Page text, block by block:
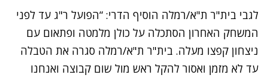
לגבי בית"ר ת"א/רמלה הוסיף הדרי: “הפועל ר"ג עד לפני
המשחק האחרון הסתכלה על כולן מלמטה ופתאום עם
ניצחון קפצו מעלה. בית"ר ת"א/רמלה סגרה את הטבלה
עד לא מזמן ואסור להקל ראש מול שום קבוצה ואנחנו